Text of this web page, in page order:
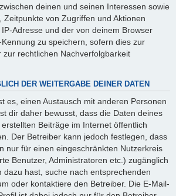
deinen und seinen Interessen sowie
Zeitpunkte von Zugriffen und Aktionen
Adresse und der von deinem Browser
zu speichern, sofern dies zur
rechtlichen Nachverfolgbarkeit
DER WEITERGABE DEINER DATEN
es, einen Austausch mit anderen Personen
dir daher bewusst, dass die Daten deines
Beiträge im Internet öffentlich
Der Betreiber kann jedoch festlegen, dass
nur für einen eingeschränkten Nutzerkreis
Benutzer, Administratoren etc.) zugänglich
dazu hast, suche nach entsprechenden
oder kontaktiere den Betreiber. Die E-Mail-